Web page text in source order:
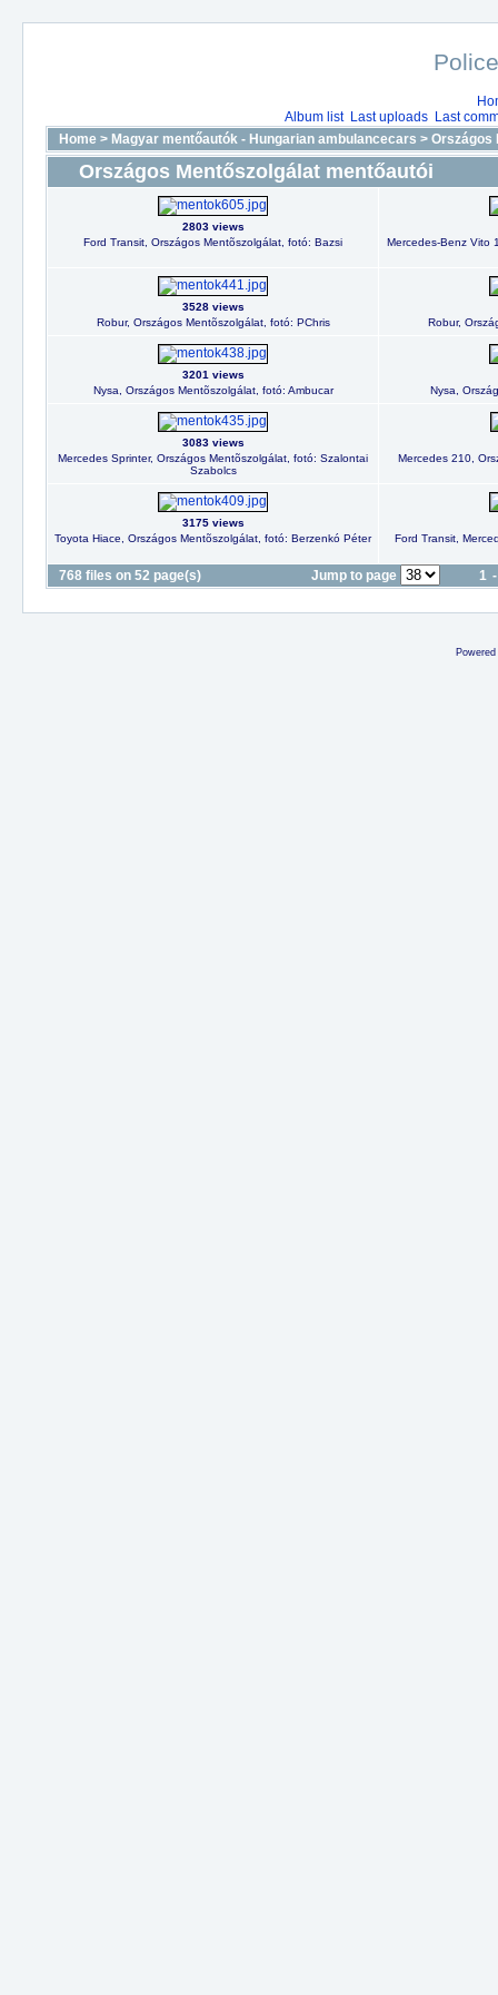
Album list Last uploads Last
Home > Magyar mentőautók - Hungarian ambulancecars > Országos
Országos Mentőszolgálat mentőautói
2803 views
Ford Transit, Országos Mentõszolgálat, fotó: Bazsi
Mercedes-Benz Vito
3528 views
Robur, Országos Mentõszolgálat, fotó: PChris
Robur,
3201 views
Nysa, Országos Mentõszolgálat, fotó: Ambucar
Nysa,
3083 views
Mercedes Sprinter, Országos Mentõszolgálat, fotó: Szalontai
Szabolcs
Mercedes 210,
3175 views
Toyota Hiace, Országos Mentõszolgálat, fotó: Berzenkó Péter
Ford Transit,
768 files on 52 page(s) Jump to page 1 -